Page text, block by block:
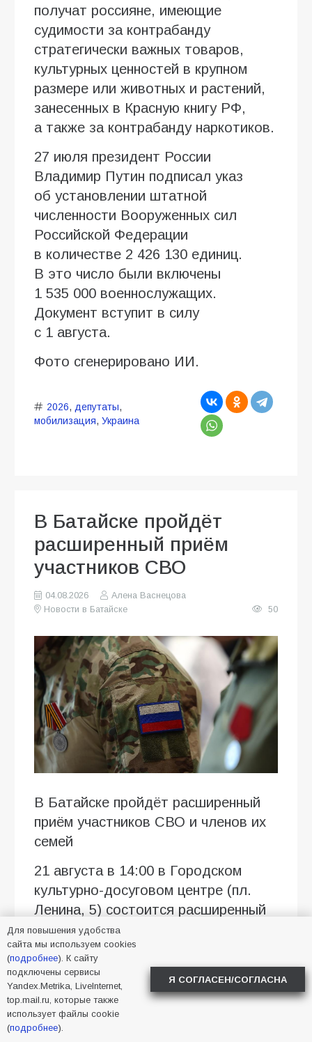
получат россияне, имеющие
судимости за контрабанду
стратегически важных товаров,
культурных ценностей в крупном
размере или животных и растений,
занесенных в Красную книгу РФ,
а также за контрабанду наркотиков.
27 июля президент России
Владимир Путин подписал указ
об установлении штатной
численности Вооруженных сил
Российской Федерации
в количестве 2 426 130 единиц.
В это число были включены
1 535 000 военнослужащих.
Документ вступит в силу
с 1 августа.
Фото сгенерировано ИИ.
2026, депутаты,
мобилизация, Украина
В Батайске пройдёт
расширенный приём
участников СВО
04.08.2026
Алена Васнецова
Новости в Батайске
50
В Батайске пройдёт расширенный
приём участников СВО и членов их
семей
21 августа в 14:00 в Городском
культурно-досуговом центре (пл.
Ленина, 5) состоится расширенный
приём участников специальной
военной операции и членов их
семей.
Приём проведёт глава города
Батайска совместно с военным
комиссаром, начальником ОМВД
Для повышения удобства
сайта мы используем cookies
(подробнее). К сайту
подключены сервисы
Yandex.Metrika, LiveInternet,
top.mail.ru, которые также
использует файлы cookie
(подробнее).
Я СОГЛАСЕН/СОГЛАСНА